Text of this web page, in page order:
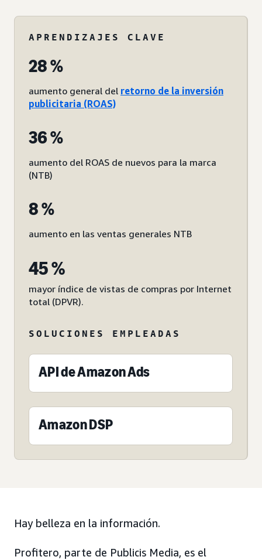
APRENDIZAJES CLAVE
28 %
aumento general del retorno de la inversión
publicitaria (ROAS)
36 %
aumento del ROAS de nuevos para la marca
(NTB)
8 %
aumento en las ventas generales NTB
45 %
mayor índice de vistas de compras por Internet
total (DPVR).
SOLUCIONES EMPLEADAS
API de Amazon Ads
Amazon DSP
Hay belleza en la información.
Profitero, parte de Publicis Media, es el